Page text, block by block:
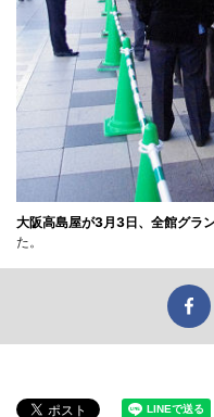
大阪高島屋が3月3日、全館グラ
た。